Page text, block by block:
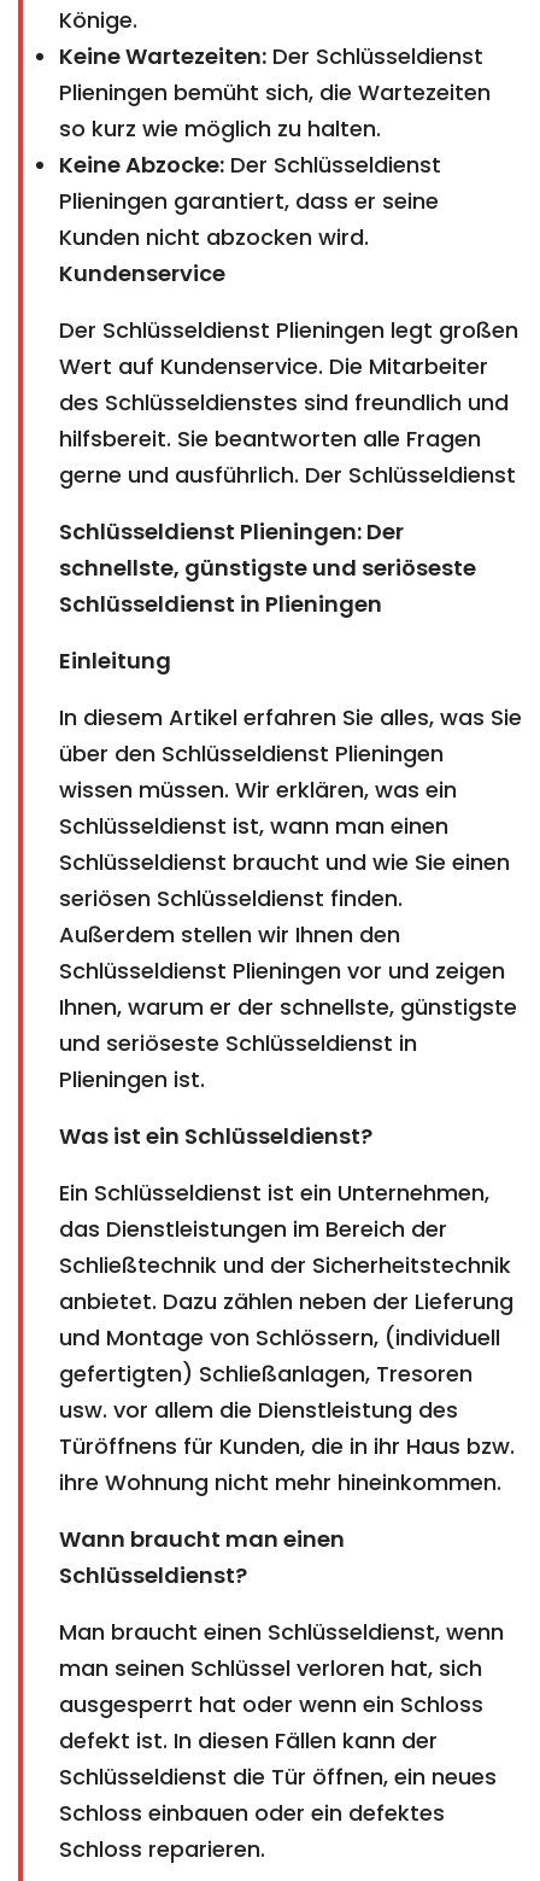
Könige.
Keine Wartezeiten: Der Schlüsseldienst
Plieningen bemüht sich, die Wartezeiten
so kurz wie möglich zu halten.
Keine Abzocke: Der Schlüsseldienst
Plieningen garantiert, dass er seine
Kunden nicht abzocken wird.
Kundenservice
Der Schlüsseldienst Plieningen legt großen
Wert auf Kundenservice. Die Mitarbeiter
des Schlüsseldienstes sind freundlich und
hilfsbereit. Sie beantworten alle Fragen
gerne und ausführlich. Der Schlüsseldienst
Schlüsseldienst Plieningen: Der
schnellste, günstigste und seriöseste
Schlüsseldienst in Plieningen
Einleitung
In diesem Artikel erfahren Sie alles, was Sie
über den Schlüsseldienst Plieningen
wissen müssen. Wir erklären, was ein
Schlüsseldienst ist, wann man einen
Schlüsseldienst braucht und wie Sie einen
seriösen Schlüsseldienst finden.
Außerdem stellen wir Ihnen den
Schlüsseldienst Plieningen vor und zeigen
Ihnen, warum er der schnellste, günstigste
und seriöseste Schlüsseldienst in
Plieningen ist.
Was ist ein Schlüsseldienst?
Ein Schlüsseldienst ist ein Unternehmen,
das Dienstleistungen im Bereich der
Schließtechnik und der Sicherheitstechnik
anbietet. Dazu zählen neben der Lieferung
und Montage von Schlössern, (individuell
gefertigten) Schließanlagen, Tresoren
usw. vor allem die Dienstleistung des
Türöffnens für Kunden, die in ihr Haus bzw.
ihre Wohnung nicht mehr hineinkommen.
Wann braucht man einen
Schlüsseldienst?
Man braucht einen Schlüsseldienst, wenn
man seinen Schlüssel verloren hat, sich
ausgesperrt hat oder wenn ein Schloss
defekt ist. In diesen Fällen kann der
Schlüsseldienst die Tür öffnen, ein neues
Schloss einbauen oder ein defektes
Schloss reparieren.